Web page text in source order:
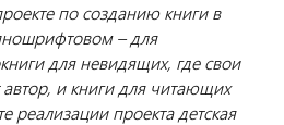
по созданию книги в
– для
для невидящих, где свои
и книги для читающих
реализации проекта детская